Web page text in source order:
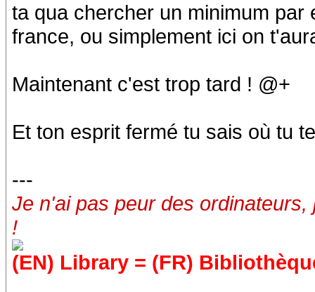
ta qua chercher un minimum
france, ou simplement ici on
Maintenant c'est trop tard ! @+
Et ton esprit fermé tu sais où tu
---
Je n'ai pas peur des
!
(EN) Library = (FR)